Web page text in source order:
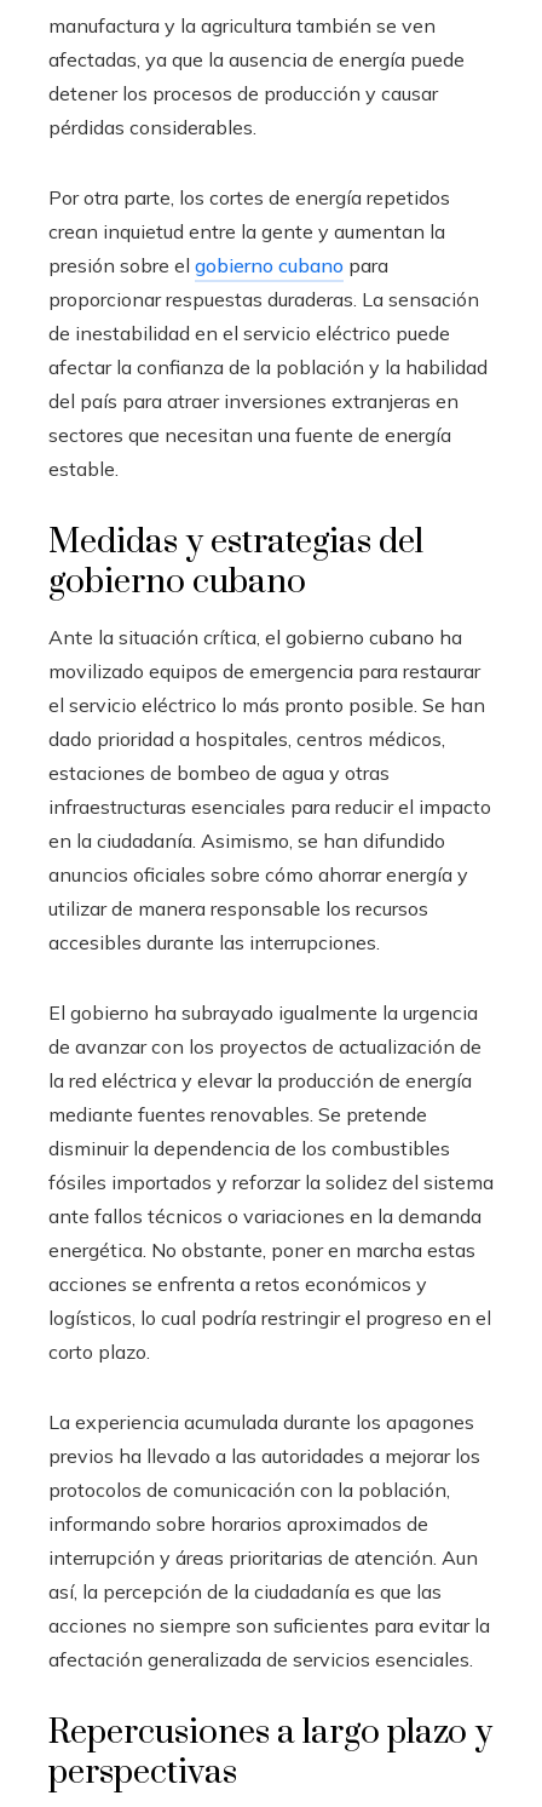
manufactura y la agricultura también se ven
afectadas, ya que la ausencia de energía puede
detener los procesos de producción y causar
pérdidas considerables.
Por otra parte, los cortes de energía repetidos
crean inquietud entre la gente y aumentan la
presión sobre el gobierno cubano para
proporcionar respuestas duraderas. La sensación
de inestabilidad en el servicio eléctrico puede
afectar la confianza de la población y la habilidad
del país para atraer inversiones extranjeras en
sectores que necesitan una fuente de energía
estable.
Medidas y estrategias del
gobierno cubano
Ante la situación crítica, el gobierno cubano ha
movilizado equipos de emergencia para restaurar
el servicio eléctrico lo más pronto posible. Se han
dado prioridad a hospitales, centros médicos,
estaciones de bombeo de agua y otras
infraestructuras esenciales para reducir el impacto
en la ciudadanía. Asimismo, se han difundido
anuncios oficiales sobre cómo ahorrar energía y
utilizar de manera responsable los recursos
accesibles durante las interrupciones.
El gobierno ha subrayado igualmente la urgencia
de avanzar con los proyectos de actualización de
la red eléctrica y elevar la producción de energía
mediante fuentes renovables. Se pretende
disminuir la dependencia de los combustibles
fósiles importados y reforzar la solidez del sistema
ante fallos técnicos o variaciones en la demanda
energética. No obstante, poner en marcha estas
acciones se enfrenta a retos económicos y
logísticos, lo cual podría restringir el progreso en el
corto plazo.
La experiencia acumulada durante los apagones
previos ha llevado a las autoridades a mejorar los
protocolos de comunicación con la población,
informando sobre horarios aproximados de
interrupción y áreas prioritarias de atención. Aun
así, la percepción de la ciudadanía es que las
acciones no siempre son suficientes para evitar la
afectación generalizada de servicios esenciales.
Repercusiones a largo plazo y
perspectivas